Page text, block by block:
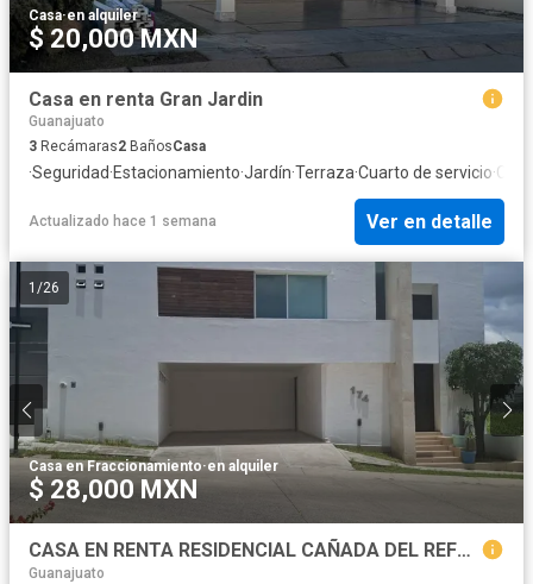
Casa·en alquiler
$ 20,000 MXN
Casa en renta Gran Jardin
Guanajuato
3 Recámaras2 BañosCasa
·Seguridad·Estacionamiento·Jardín·Terraza·Cuarto de servicio·
Actualizado hace 1 semana Ver en detalle
1 /26
Casa en Fraccionamiento·en alquiler
$ 28,000 MXN
CASA EN RENTA RESIDENCIAL CAÑADA DEL REFUGIO LEON GUANAJUATO
Guanajuato